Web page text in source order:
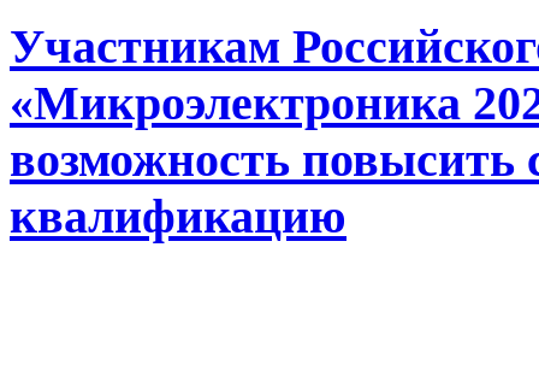
Участникам
«Микроэлектроника
возможность
квалификацию